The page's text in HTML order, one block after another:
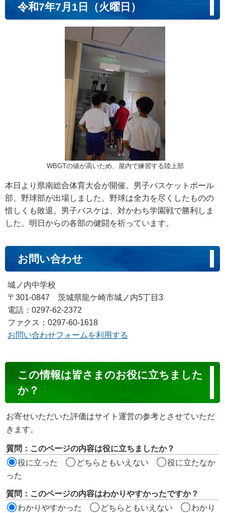
令和7年7月1日（火曜日）
WBGTの値が高いため、屋内で練習する陸上部
本日より県南総合体育大会が開催。男子バスケットボール
部、野球部が出場しました。野球は全力を尽くしたものの
惜しくも敗退。男子バスケは、対かわち学園戦で勝利しま
した。明日からの各部の健闘を祈っています。
お問い合わせ
城ノ内中学校
〒301-0847 茨城県龍ケ崎市城ノ内5丁目3
電話：0297-62-2372
ファクス：0297-60-1618
お問い合わせフォームを利用する
ン
ン
ツ
価
ア
この情報は皆さまのお役に立ちました
か？
お寄せいただいた評価はサイト運営の参考とさせていただ
きます。
質問：このページの内容は役に立ちましたか？
役に立った
どちらともいえない
役に立たなか
った
質問：このページの内容はわかりやすかったですか？
わかりやすかった
どちらともいえない
わかり